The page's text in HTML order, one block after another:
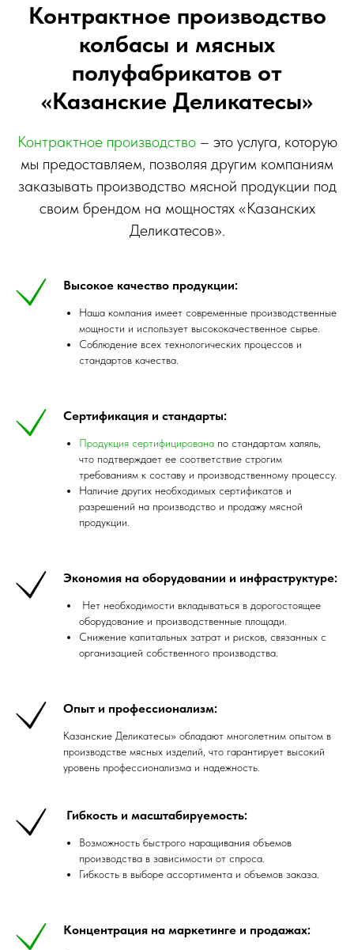
Контрактное производство
колбасы и мясных
полуфабрикатов от
«Казанские Деликатесы»
Контрактное производство– это услуга, которую
мы предоставляем, позволяя другим компаниям
заказывать производство мясной продукции под
своим брендом на мощностях «Казанских
Деликатесов».
Высокое качество продукции:
Наша компания имеет современные производственные
мощности и использует высококачественное сырье.
Соблюдение всех технологических процессов и
стандартов качества.
Сертификация и стандарты:
Продукция сертифицирована по стандартам халяль,
что подтверждает ее соответствие строгим
требованиям к составу и производственному процессу.
Наличие других необходимых сертификатов и
разрешений на производство и продажу мясной
продукции.
Экономия на оборудовании и инфраструктуре:
Нет необходимости вкладываться в дорогостоящее
оборудование и производственные площади.
Снижение капитальных затрат и рисков, связанных с
организацией собственного производства.
Опыт и профессионализм:
Казанские Деликатесы» обладают многолетним опытом в
производстве мясных изделий, что гарантирует высокий
уровень профессионализма и надежность.
Гибкость и масштабируемость:
Возможность быстрого наращивания объемов
производства в зависимости от спроса.
Гибкость в выборе ассортимента и объемов заказа.
Концентрация на маркетинге и продажах: